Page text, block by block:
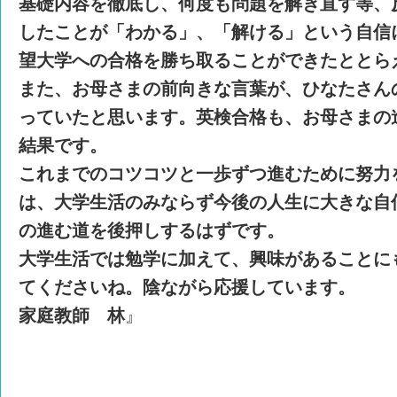
したことが「わかる」、「解ける」という自
望大学への合格を勝ち取ることができたととら
また、お母さまの前向きな言葉が、ひなたさ
っていたと思います。英検合格も、お母さま
結果です。
これまでのコツコツと一歩ずつ進むために努
は、大学生活のみならず今後の人生に大きな
の進む道を後押しするはずです。
大学生活では勉学に加えて、興味があること
てくださいね。陰ながら応援しています。
家庭教師 林』